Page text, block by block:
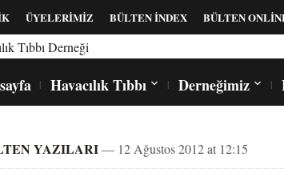
ÜYELERİMİZ BÜLTEN İNDEX BÜLTEN
Havacılık Tıbbı Derneğimiz
YAZILARI— 12 Ağustos 2012 at 12:15